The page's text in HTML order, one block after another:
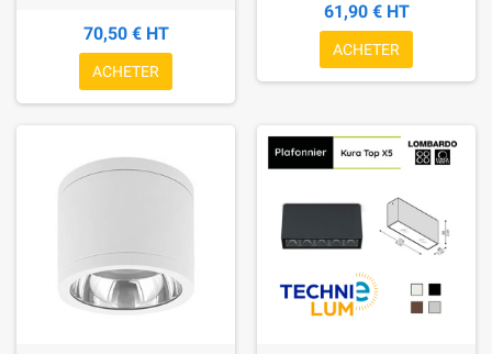
70,50 € HT
ACHETER
61,90 € HT
ACHETER